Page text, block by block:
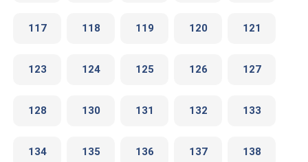
117 118 119 120 121
123 124 125 126 127
128 130 131 132 133
134 135 136 137 138